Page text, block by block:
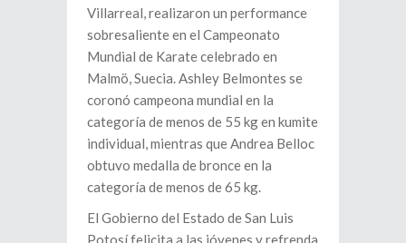
Villarreal, realizaron un performance
sobresaliente en el Campeonato
Mundial de Karate celebrado en
Malmö, Suecia. Ashley Belmontes se
coronó campeona mundial en la
categoría de menos de 55 kg en kumite
individual, mientras que Andrea Belloc
obtuvo medalla de bronce en la
categoría de menos de 65 kg.
El Gobierno del Estado de San Luis
Potosí felicita a las jóvenes y refrenda